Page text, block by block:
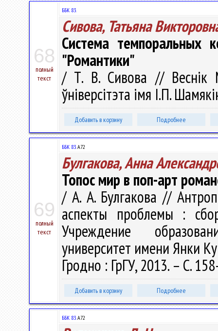
68
полный
текст
ББК 83.
Сивова, Татьяна
Система темпоральных
"Романтики"
/ Т. В. Сивова // Веснік
ўніверсітэта імя І.П.
Добавить в корзину Подробнее
69
полный
текст
ББК 83.А72
Булгакова, Анна
Топос мир в поп-арт
/ А. А. Булгакова //
аспекты проблемы :
Учреждение
университет имени Янки
Гродно : ГрГУ, 2013. – С.
Добавить в корзину Подробнее
ББК 83.А72